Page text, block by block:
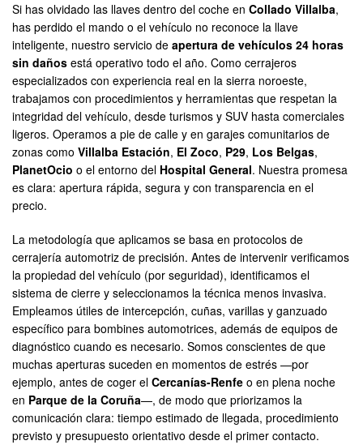
Si has olvidado las llaves dentro del coche en Collado Villalba,
has perdido el mando o el vehículo no reconoce la llave
inteligente, nuestro servicio de apertura de vehículos 24 horas
sin daños está operativo todo el año. Como cerrajeros
especializados con experiencia real en la sierra noroeste,
trabajamos con procedimientos y herramientas que respetan la
integridad del vehículo, desde turismos y SUV hasta comerciales
ligeros. Operamos a pie de calle y en garajes comunitarios de
zonas como Villalba Estación, El Zoco, P29, Los Belgas,
PlanetOcio o el entorno del Hospital General. Nuestra promesa
es clara: apertura rápida, segura y con transparencia en el
precio.
La metodología que aplicamos se basa en protocolos de
cerrajería automotriz de precisión. Antes de intervenir verificamos
la propiedad del vehículo (por seguridad), identificamos el
sistema de cierre y seleccionamos la técnica menos invasiva.
Empleamos útiles de intercepción, cuñas, varillas y ganzuado
específico para bombines automotrices, además de equipos de
diagnóstico cuando es necesario. Somos conscientes de que
muchas aperturas suceden en momentos de estrés —por
ejemplo, antes de coger el Cercanías-Renfe o en plena noche
en Parque de la Coruña—, de modo que priorizamos la
comunicación clara: tiempo estimado de llegada, procedimiento
previsto y presupuesto orientativo desde el primer contacto.